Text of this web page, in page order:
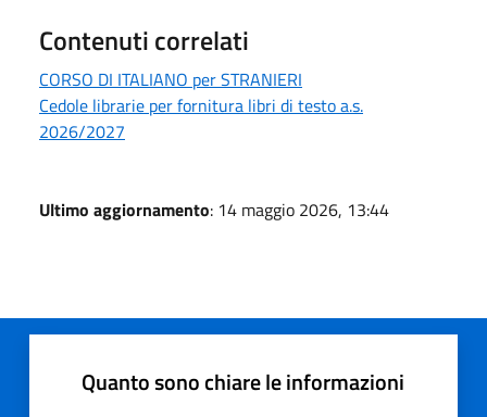
Contenuti correlati
CORSO DI ITALIANO per STRANIERI
Cedole librarie per fornitura libri di testo a.s.
2026/2027
Ultimo aggiornamento: 14 maggio 2026, 13:44
Quanto sono chiare le informazioni